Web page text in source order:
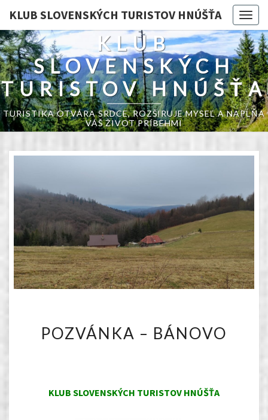
KLUB SLOVENSKÝCH TURISTOV HNÚŠŤA
KLUB
SLOVENSKÝCH
TURISTOV HNÚŠŤA
TURISTIKA OTVÁRA SRDCE, ROZŠIRUJE MYSEĽ A NAPĹŇA
VÁŠ ŽIVOT PRÍBEHMI
–
POZVÁNKA – BÁNOVO
KLUB SLOVENSKÝCH TURISTOV HNÚŠŤA